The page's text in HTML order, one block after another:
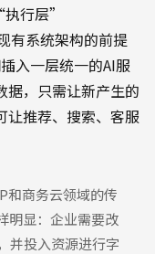
行层”
有系统架构的前提
入一层统一的AI服
据，只需让新产生的
让推荐、搜索、客服
和商务云领域的传
明显：企业需要改
投入资源进行字